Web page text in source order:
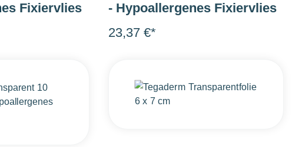
Fixiervlies
- Hypoallergenes Fixiervlies
23,37 €*